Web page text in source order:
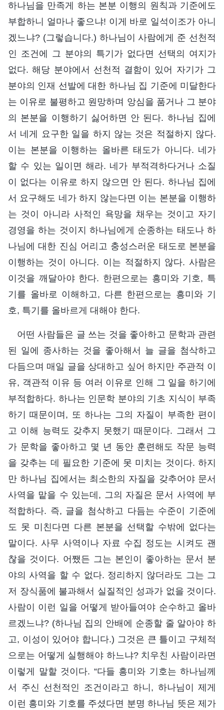
하나님을 만족게 하는 본분 이행의 원칙과 기준에도
부합하니 얼마나 좋으냐! 이게 바로 일석이조가 아니
겠느냐? (그렇습니다.) 하나님이 사람에게 준 선천적
인 조건에 그 분야의 특기가 없다면 선택의 여지가
없다. 해당 분야에서 선천적 결함이 있어 자기가 그
분야의 인재 선발에 대한 하나님 집 기준에 미달한다
는 이유로 불평하고 원망하며 앙심을 품거나 그 분야
의 본분을 이행하기 싫어하면 안 된다. 하나님 집에
서 네게 요구한 일을 하지 않는 것은 적절하지 않다.
이는 본분을 이행하는 올바른 태도가 아니다. 네가
할 수 있는 일이면 해라. 네가 부적격하다거나 소질
이 없다는 이유로 하지 않으면 안 된다. 하나님 집에
서 요구해도 네가 하지 않는다면 이는 본분을 이행하
는 것이 아니라 사적인 욕망을 채우는 것이고 자기
경영을 하는 것이지 하나님에게 순종하는 태도나 하
나님에 대한 진심 어리고 충성스러운 태도로 본분을
이행하는 것이 아니다. 이는 적절하지 않다. 사람은
이것을 깨달아야 한다. 한편으로는 흥미와 기호, 특
기를 올바로 이해하고, 다른 한편으로는 흥미와 기
호, 특기를 올바르게 대해야 한다.
어떤 사람들은 글 쓰는 것을 좋아하고 문학과 관련
된 일에 종사하는 것을 좋아해서 늘 글을 첨삭하고
다듬으며 매일 글을 상대하고 싶어 하지만 주관적 이
유, 객관적 이유 등 여러 이유로 인해 그 일을 하기에
부적합하다. 하나는 인문학 분야의 기초 지식이 부족
하기 때문이며, 또 하나는 그의 자질이 부족한 편이
고 이해 능력도 갖추지 못했기 때문이다. 그래서 그
가 문학을 좋아하고 몇 년 동안 훈련해도 작문 능력
을 갖추는 데 필요한 기준에 못 미치는 것이다. 하지
만 하나님 집에서는 최소한의 자질을 갖추어야 문서
사역을 맡을 수 있는데, 그의 자질은 문서 사역에 부
적합하다. 즉, 글을 첨삭하고 다듬는 수준이 기준에
도 못 미친다면 다른 본분을 선택할 수밖에 없다는
말이다. 사무 사역이나 자료 수집 정도는 시켜도 괜
찮을 것이다. 어쨌든 그는 본인이 좋아하는 문서 분
야의 사역을 할 수 없다. 정리하지 않더라도 그는 그
저 장식품에 불과해서 실질적인 성과가 없을 것이다.
사람이 이런 일을 어떻게 받아들여야 순수하고 올바
르겠느냐? (하나님 집의 안배에 순종할 줄 알아야 하
고, 이성이 있어야 합니다.) 그것은 큰 틀이고 구체적
으로는 어떻게 실행해야 하느냐? 치우친 사람이라면
이렇게 말할 것이다. “다들 흥미와 기호는 하나님께
서 주신 선천적인 조건이라고 하니, 하나님이 제게
이런 흥미와 기호를 주셨다면 분명 하나님 뜻은 제가